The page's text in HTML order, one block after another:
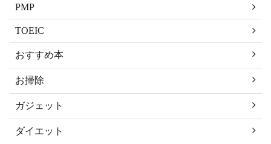
PMP
TOEIC
おすすめ本
お掃除
ガジェット
ダイエット